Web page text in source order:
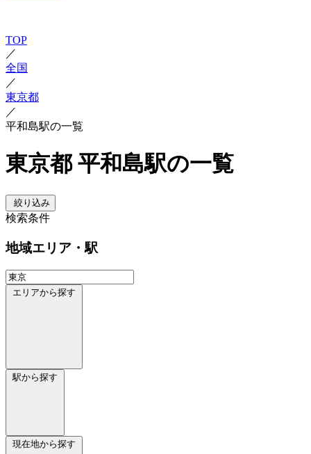
TOP
／
全国
／
東京都
／
平和島駅の一覧
東京都 平和島駅の一覧
絞り込み
検索条件
地域エリア・駅
エリアから探す
駅から探す
現在地から探す